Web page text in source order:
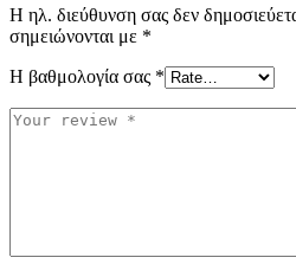
Η ηλ. διεύθυνση σας δεν
σημειώνονται με *
Η βαθμολογία σας *